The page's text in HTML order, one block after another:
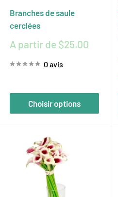
Branches de saule
cerclées
Prix
réduit
A partir de $25.00
0 avis
Choisir options